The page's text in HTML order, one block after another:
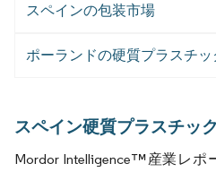
スペインの包装市場
ポーランドの硬質プラスチ
スペイン硬質プラスチッ
Mordor Intelligence™産業レポ